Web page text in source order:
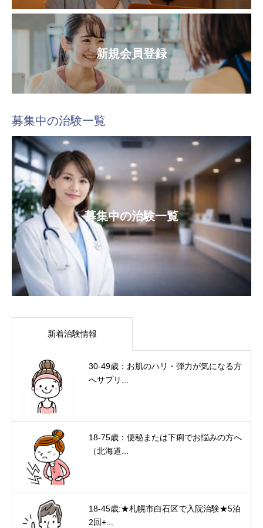
新規会員登録
募集中の治験一覧
募集中の治験一覧
新着治験情報
30-49歳：お肌のハリ・弾力が気になる方
へサプリ...
18-75歳：便秘または下痢でお悩みの方へ
（北海道...
18-45歳:★札幌市白石区で入院治験★5泊
2回+...